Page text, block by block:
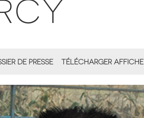
DE PRESSE TÉLÉCHARGER AFFICHE